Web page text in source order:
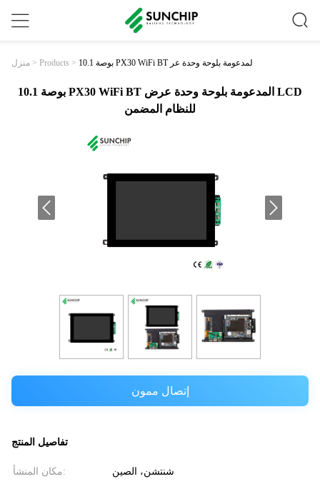
منزل > Products > 10.1 بوصة PX30 WiFi BT المدعومة بلوحة وحدة عر
ض LCD للنظام المضمن
10.1 بوصة PX30 WiFi BT المدعومة بلوحة وحدة عرض LCD
للنظام المضمن
إتصال ممون
تفاصيل المنتج
مكان المنشأ: شنتشن، الصين